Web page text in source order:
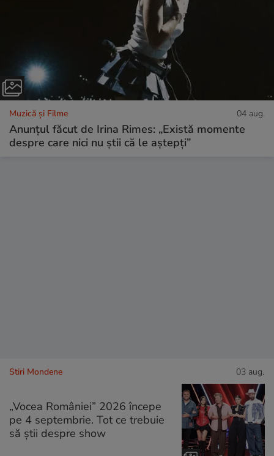
Muzică și Filme 04 aug.
Anunțul făcut de Irina Rimes: „Există momente
despre care nici nu știi că le aștepți”
Stiri Mondene 03 aug.
„Vocea României” 2026 începe
pe 4 septembrie. Tot ce trebuie
să știi despre show